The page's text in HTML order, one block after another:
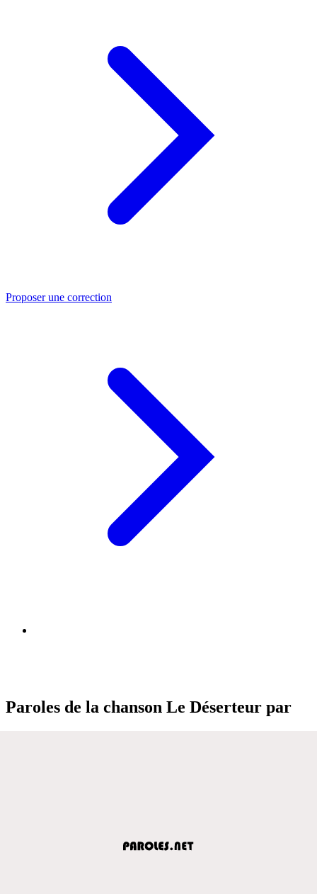
Proposer une correction
Paroles de la chanson Le Déserteur par